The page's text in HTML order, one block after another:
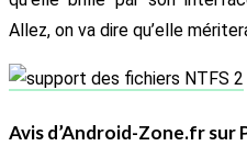
Allez, on va dire qu’elle
Avis d’Android-Zone.fr sur